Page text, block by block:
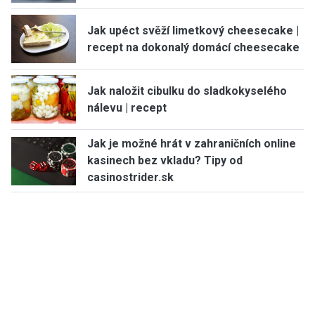
Jak upéct svěží limetkový cheesecake |
recept na dokonalý domácí cheesecake
Jak naložit cibulku do sladkokyselého
nálevu | recept
Jak je možné hrát v zahraničních online
kasinech bez vkladu? Tipy od
casinostrider.sk